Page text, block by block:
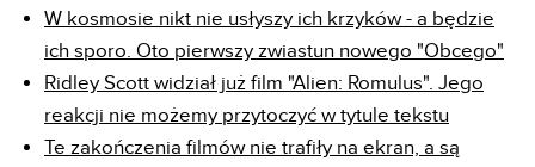
W kosmosie nikt nie usłyszy ich krzyków - a będzie
ich sporo. Oto pierwszy zwiastun nowego "Obcego"
Ridley Scott widział już film "Alien: Romulus". Jego
reakcji nie możemy przytoczyć w tytule tekstu
Te zakończenia filmów nie trafiły na ekran, a są